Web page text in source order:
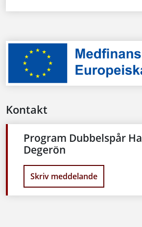
Kontakt
Program Dubbelspår
Degerön
Skriv meddelande